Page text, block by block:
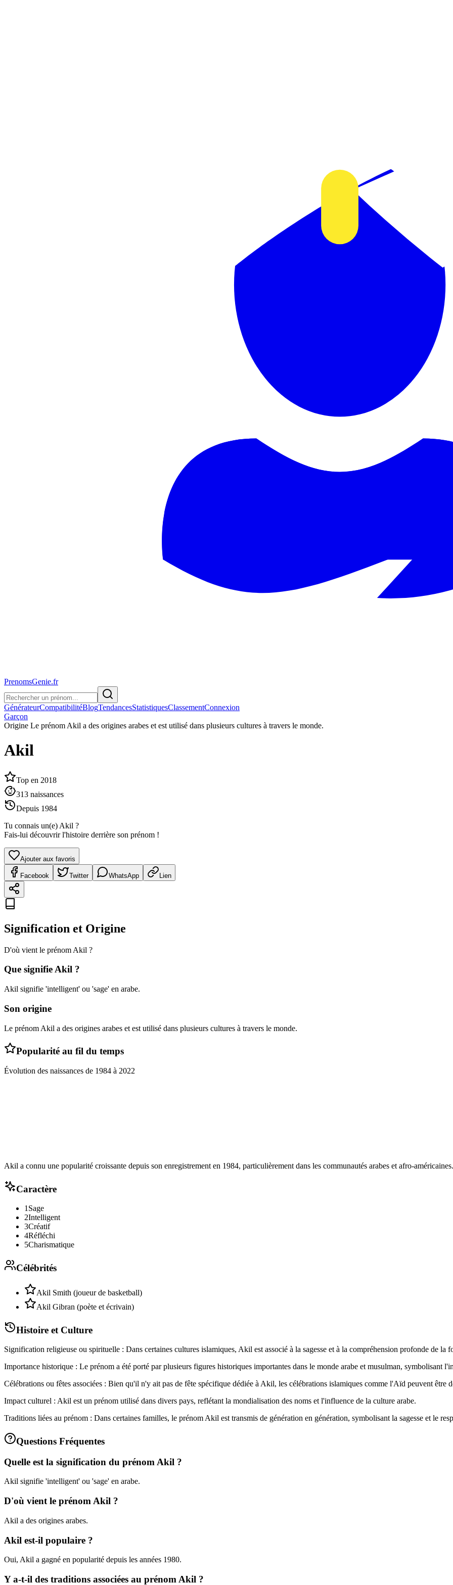
PrenomsGenie.fr
GénérateurCompatibilitéBlogTendancesStatistiquesClassementConnexion
Garçon
Origine Le prénom Akil a des origines arabes et est utilisé dans plusieurs cultures à travers le monde.
Akil
Top en 2018
313 naissances
Depuis 1984
Tu connais un(e) Akil ?
Fais-lui découvrir l'histoire derrière son prénom !
Ajouter aux favoris
Facebook Twitter WhatsApp Lien
Signification et Origine
D'où vient le prénom Akil ?
Que signifieAkil ?
Akil signifie 'intelligent' ou 'sage' en arabe.
Son origine
Le prénom Akil a des origines arabes et est utilisé dans plusieurs cultures à travers le monde.
Popularité au fil du temps
Évolution des naissances de 1984 à 2022
Akil a connu une popularité croissante depuis son enregistrement en 1984, particulièrement dans les communautés arabes et afro-américaines.
Caractère
1Sage
2Intelligent
3Créatif
4Réfléchi
5Charismatique
Célébrités
Akil Smith (joueur de basketball)
Akil Gibran (poète et écrivain)
Histoire et Culture
Signification religieuse ou spirituelle : Dans certaines cultures islamiques, Akil est associé à la sagesse et à la compréhension profonde de la
Importance historique : Le prénom a été porté par plusieurs figures historiques importantes dans le monde arabe et musulman, symbolisant
Célébrations ou fêtes associées : Bien qu'il n'y ait pas de fête spécifique dédiée à Akil, les célébrations islamiques comme l'Aïd peuvent être
Impact culturel : Akil est un prénom utilisé dans divers pays, reflétant la mondialisation des noms et l'influence de la culture arabe.
Traditions liées au prénom : Dans certaines familles, le prénom Akil est transmis de génération en génération, symbolisant la sagesse et le
Questions Fréquentes
Quelle est la signification du prénom Akil ?
Akil signifie 'intelligent' ou 'sage' en arabe.
D'où vient le prénom Akil ?
Akil a des origines arabes.
Akil est-il populaire ?
Oui, Akil a gagné en popularité depuis les années 1980.
Y a-t-il des traditions associées au prénom Akil ?